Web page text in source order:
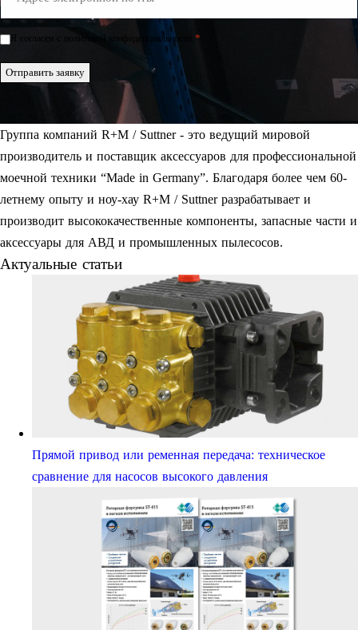
Mail
Einwilligung
Я согласен с политикой конфиденциальности. *
Отправить заявку
Группа компаний R+M / Suttner - это ведущий мировой
производитель и поставщик аксессуаров для профессиональной
моечной техники “Made in Germany”. Благодаря более чем 60-
летнему опыту и ноу-хау R+M / Suttner разрабатывает и
производит высококачественные компоненты, запасные части и
аксессуары для АВД и промышленных пылесосов.
Актуальные статьи
Прямой привод или ременная передача: техническое
сравнение для насосов высокого давления